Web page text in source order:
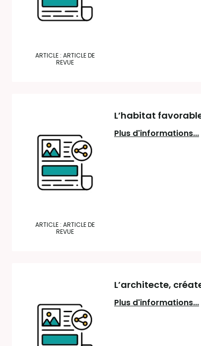
ARTICLE : ARTICLE DE
REVUE
ARTICLE : ARTICLE DE
REVUE
L’habitat
Plus d'informations...
L’architecte,
Plus d'informations...